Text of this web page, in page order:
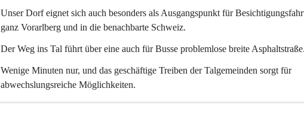
Unser Dorf eignet sich auch besonders als Ausgangspunkt für
ganz Vorarlberg und in die benachbarte Schweiz.
Der Weg ins Tal führt über eine auch für Busse problemlose breite
Wenige Minuten nur, und das geschäftige Treiben der Talgemeinden sorgt für
abwechslungsreiche Möglichkeiten.